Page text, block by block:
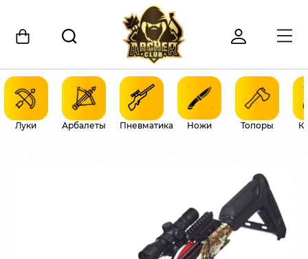
Луки Арбалеты Пневматика Ножи Топоры